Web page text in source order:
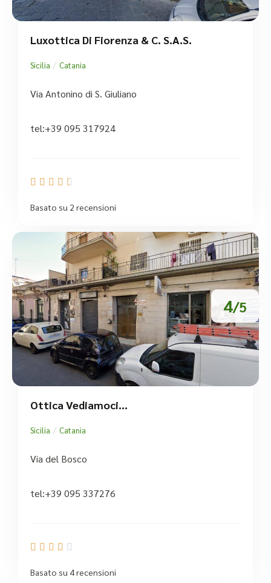
Luxottica Di Fiorenza & C. S.a.S.
Sicilia / Catania
Via Antonino di S. Giuliano
tel:+39 095 317924
    
Basato su 2 recensioni
4/5
Ottica Vediamoci…
Sicilia / Catania
Via del Bosco
tel:+39 095 337276
    
Basato su 4 recensioni